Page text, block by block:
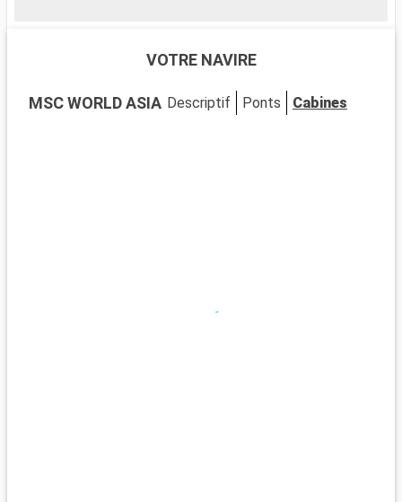
cité d'art et d'histoire. Explorez la co-cathédrale Saint-Jean,
l'histoire chevaleresque de Malte. Les jardins d'Upper Barrakka
l'histoire ancienne de Malte. La grotte bleue et les falaises de
VOTRE NAVIRE
MSC WORLD ASIA Descriptif Ponts Cabines